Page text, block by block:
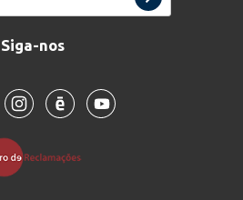
Siga-nos